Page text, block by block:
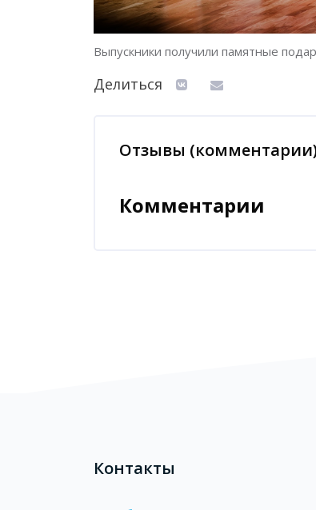
Выпускники получили памятные
Делиться
Отзывы
Комментарии
Контакты